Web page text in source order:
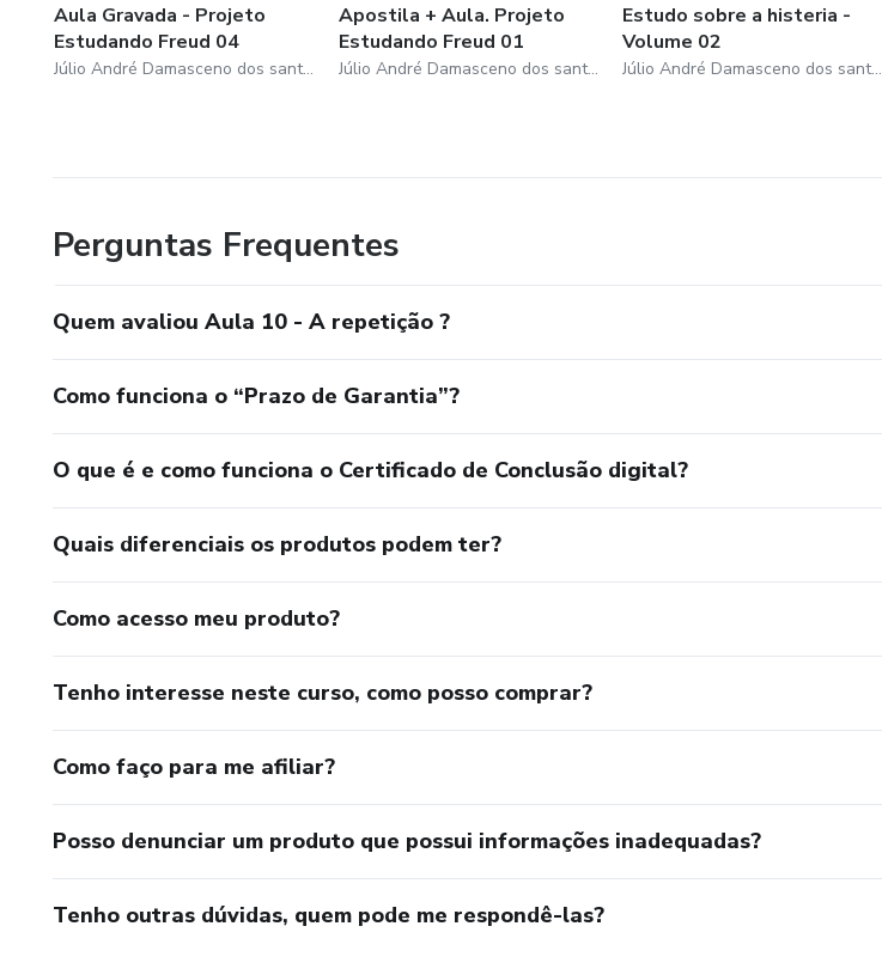
Aula Gravada - Projeto
Estudando Freud 04
Júlio André Damasceno dos santos
Apostila + Aula. Projeto
Estudando Freud 01
Júlio André Damasceno dos santos
Estudo sobre a histeria -
Volume 02
Júlio André Damasceno dos santos
Perguntas Frequentes
Quem avaliou Aula 10 - A repetição ?
Como funciona o “Prazo de Garantia”?
O que é e como funciona o Certificado de Conclusão digital?
Quais diferenciais os produtos podem ter?
Como acesso meu produto?
Tenho interesse neste curso, como posso comprar?
Como faço para me afiliar?
Posso denunciar um produto que possui informações inadequadas?
Tenho outras dúvidas, quem pode me respondê-las?